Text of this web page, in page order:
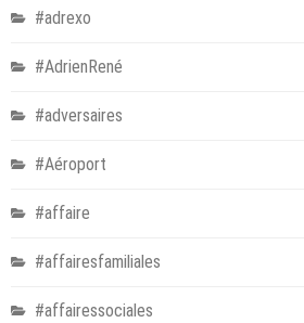
#adrexo
#AdrienRené
#adversaires
#Aéroport
#affaire
#affairesfamiliales
#affairessociales